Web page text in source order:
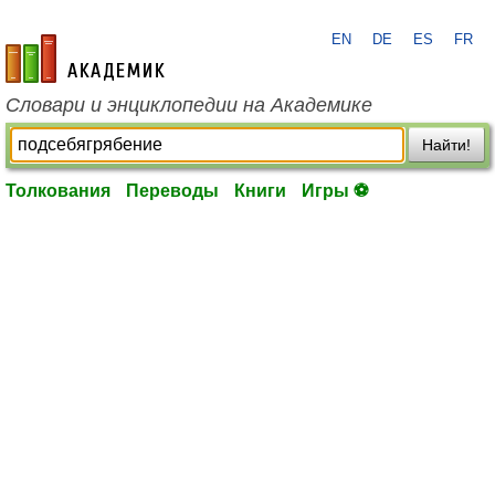
academic.ru
EN DE ES FR
Словари и энциклопедии на Академике
Найти!
Толкования Переводы Книги Игры ⚽